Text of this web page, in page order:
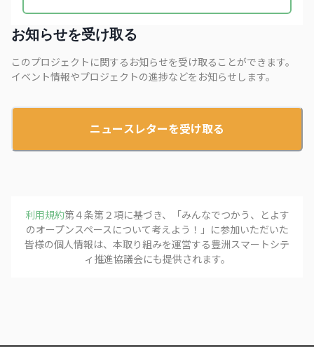
お知らせを受け取る
このプロジェクトに関するお知らせを受け取ることができます。
イベント情報やプロジェクトの進捗などをお知らせします。
ニュースレターを受け取る
利用規約第４条第２項に基づき、「みんなでつかう、とよす
のオープンスペースについて考えよう！ 」に参加いただいた
皆様の個人情報は、本取り組みを運営する豊洲スマートシテ
ィ推進協議会にも提供されます。